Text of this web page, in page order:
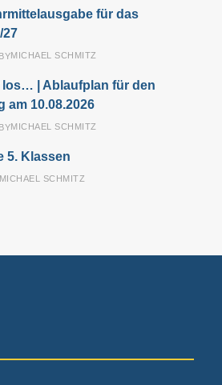
für das
27
BYMICHAEL SCHMITZ
los… | Ablaufplan für den
am 10.08.2026
BYMICHAEL SCHMITZ
5. Klassen
MICHAEL SCHMITZ